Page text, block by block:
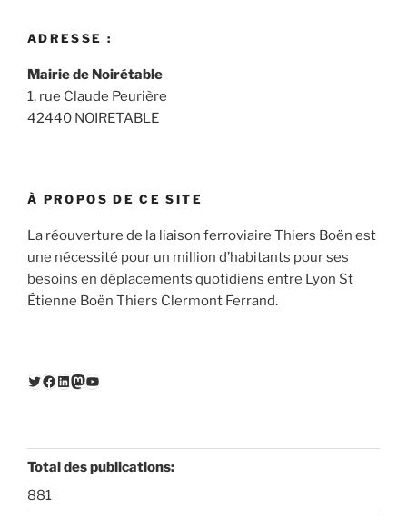
ADRESSE :
Mairie de Noirétable
1, rue Claude Peurière
42440 NOIRETABLE
À PROPOS DE CE SITE
La réouverture de la liaison ferroviaire Thiers Boën est
une nécessité pour un million d’habitants pour ses
besoins en déplacements quotidiens entre Lyon St
Étienne Boën Thiers Clermont Ferrand.
Twitter
Facebook
LinkedIn
Mastodon
YouTube
Total des publications:
881